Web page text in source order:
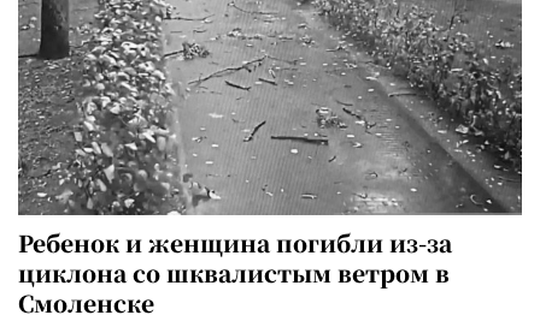
Ребенок и женщина погибли из-за
циклона со шквалистым ветром в
Смоленске